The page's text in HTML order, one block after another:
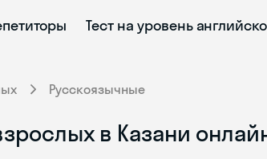
Тест на уровень
Русскоязычные
в Казани